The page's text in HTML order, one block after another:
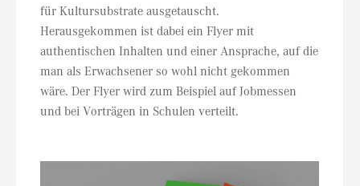
für Kultursubstrate ausgetauscht.
Herausgekommen ist dabei ein Flyer mit
authentischen Inhalten und einer Ansprache, auf die
man als Erwachsener so wohl nicht gekommen
wäre. Der Flyer wird zum Beispiel auf Jobmessen
und bei Vorträgen in Schulen verteilt.